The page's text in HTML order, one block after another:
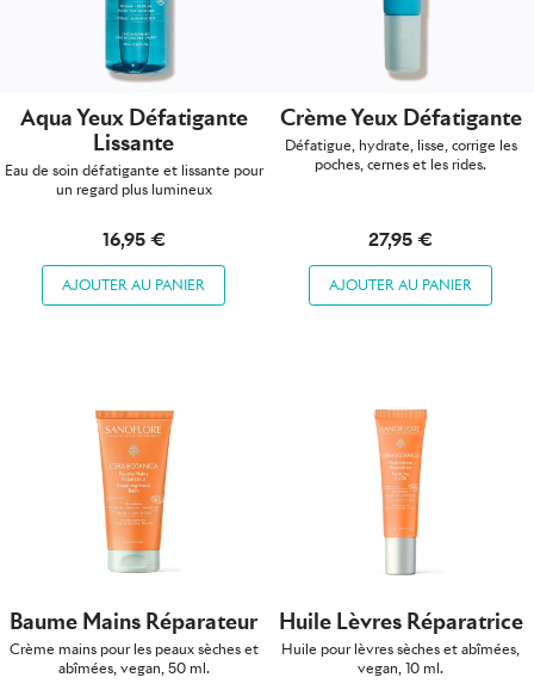
Aqua Yeux Défatigante
Lissante
Eau de soin défatigante et lissante pour
un regard plus lumineux
16,95 €
AJOUTER AU PANIER
Crème Yeux Défatigante
Défatigue, hydrate, lisse, corrige les
poches, cernes et les rides.
27,95 €
AJOUTER AU PANIER
Baume Mains Réparateur
Crème mains pour les peaux sèches et
abîmées, vegan, 50 ml.
Huile Lèvres Réparatrice
Huile pour lèvres sèches et abîmées,
vegan, 10 ml.